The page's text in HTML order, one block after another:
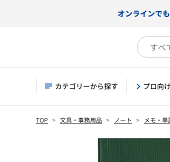
オンラインで
カテゴリーから探す プロ向
TOP 文具・事務用品 ノート メモ・単